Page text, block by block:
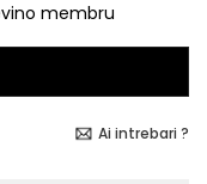
membru
Ai intrebari ?